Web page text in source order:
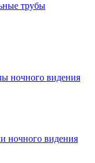
трубы
ночного видения
ночного видения